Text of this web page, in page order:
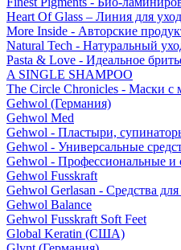
Heart Of Glass – Линия для
More Inside - Авторские
Natural Tech - Натуральный
Pasta & Love - Идеальное
A SINGLE SHAMPOO
The Circle Chronicles - Маски
Gehwol (Германия)
Gehwol Med
Gehwol - Пластыри,
Gehwol - Универсальные
Gehwol - Профессиональные и
Gehwol Fusskraft
Gehwol Gerlasan - Средства для
Gehwol Balance
Gehwol Fusskraft Soft Feet
Global Keratin (США)